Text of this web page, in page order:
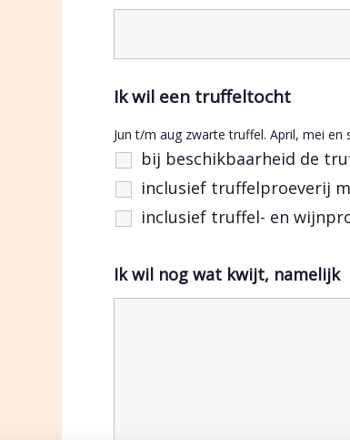
Ik wil een truffeltocht
bij beschikbaarheid de
inclusief truffelproeverij
inclusief truffel- en
Jun t/m aug zwarte truffel. April, mei
Ik wil nog wat kwijt, namelijk